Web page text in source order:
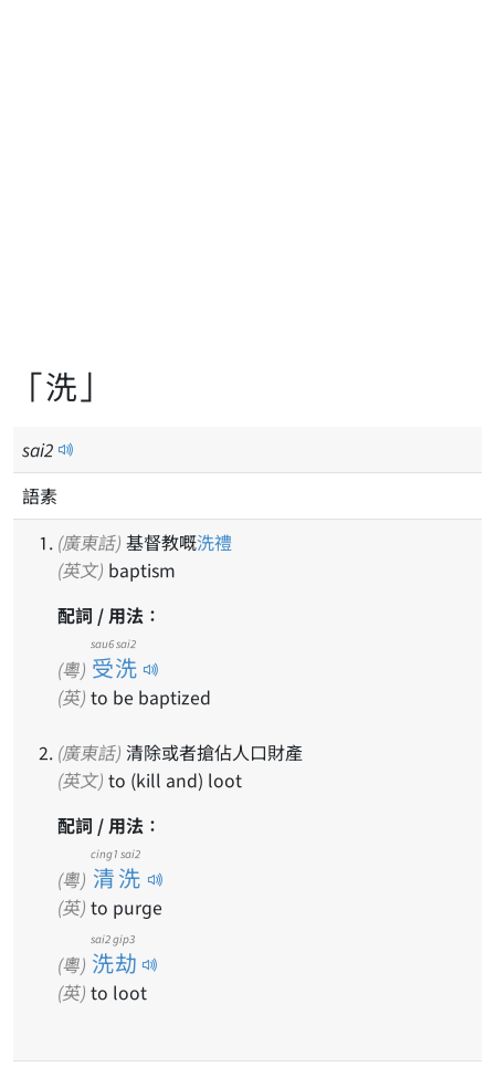
「洗」
sai2
語素
(廣東話) 基督教嘅洗禮
(英文) baptism
配詞 / 用法：
(粵) 受洗
sau6 sai2
(英) to be baptized
(廣東話) 清除或者搶佔人口財產
(英文) to (kill and) loot
配詞 / 用法：
(粵) 清洗
cing1 sai2
(英) to purge
(粵) 洗劫
sai2 gip3
(英) to loot